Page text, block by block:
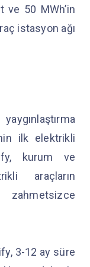
ve 50 MWh’in
istasyon ağı
ilk elektrikli
kurum ve
araçların
zahmetsizce
3-12 ay süre